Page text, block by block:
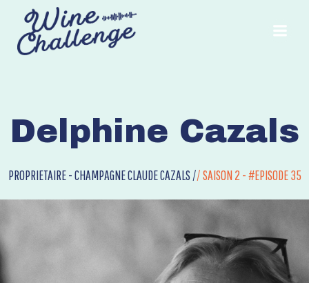
Delphine Cazals
PROPRIETAIRE - CHAMPAGNE CLAUDE CAZALS //SAISON 2 - #EPISODE 35